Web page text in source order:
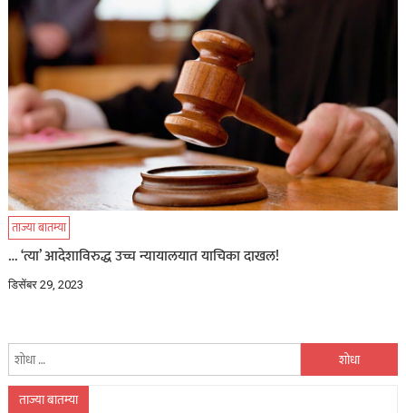
ताज्या बातम्या
… ‘त्या’ आदेशाविरुद्ध उच्च न्यायालयात याचिका दाखल!
डिसेंबर 29, 2023
शोध
ताज्या बातम्या